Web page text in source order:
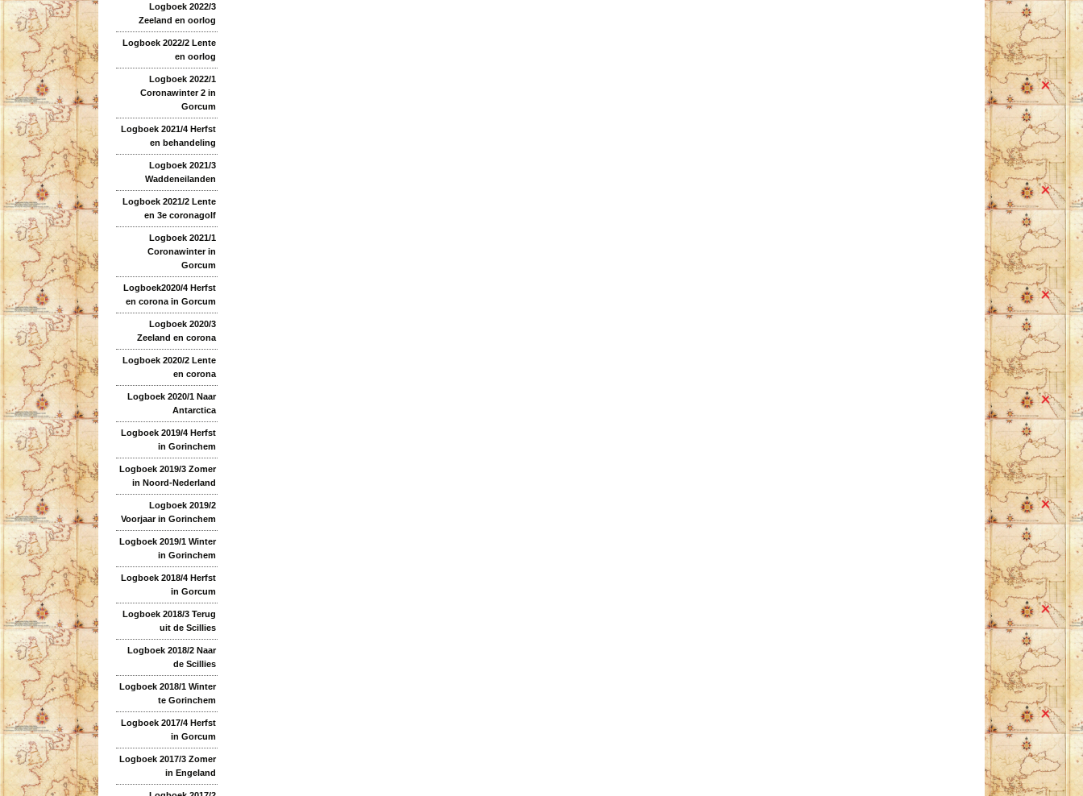
Logboek 2022/3
Zeeland en oorlog
Logboek 2022/2 Lente
en oorlog
Logboek 2022/1
Coronawinter 2 in
Gorcum
Logboek 2021/4 Herfst
en behandeling
Logboek 2021/3
Waddeneilanden
Logboek 2021/2 Lente
en 3e coronagolf
Logboek 2021/1
Coronawinter in
Gorcum
Logboek2020/4 Herfst
en corona in Gorcum
Logboek 2020/3
Zeeland en corona
Logboek 2020/2 Lente
en corona
Logboek 2020/1 Naar
Antarctica
Logboek 2019/4 Herfst
in Gorinchem
Logboek 2019/3 Zomer
in Noord-Nederland
Logboek 2019/2
Voorjaar in Gorinchem
Logboek 2019/1 Winter
in Gorinchem
Logboek 2018/4 Herfst
in Gorcum
Logboek 2018/3 Terug
uit de Scillies
Logboek 2018/2 Naar
de Scillies
Logboek 2018/1 Winter
te Gorinchem
Logboek 2017/4 Herfst
in Gorcum
Logboek 2017/3 Zomer
in Engeland